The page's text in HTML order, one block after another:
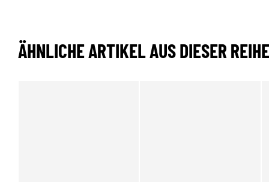
ÄHNLICHE ARTIKEL AUS DIESER REIHE